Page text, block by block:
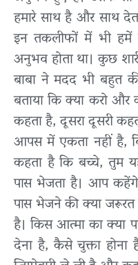
हमारे साथ है और साथ
इन तकलीफों में भी हमें
अनुभव होता था। कुछ
बाबा ने मदद भी बहुत
बताया कि क्या करो
कहता है, दूसरा दूसरी
आपस में एकता नहीं है,
कहता है कि बच्चे, तुम
पास भेजता है। आप
पास भेजने की क्या जरूरत
है। किस आत्मा का क्या
देना है, कैसे चुक्ता होना